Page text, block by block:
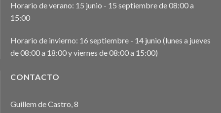
Horario de verano: 15 junio - 15 septiembre de 08:00 a
15:00
Horario de invierno: 16 septiembre - 14 junio (lunes a jueves
de 08:00 a 18:00 y viernes de 08:00 a 15:00)
CONTACTO
Guillem de Castro, 8